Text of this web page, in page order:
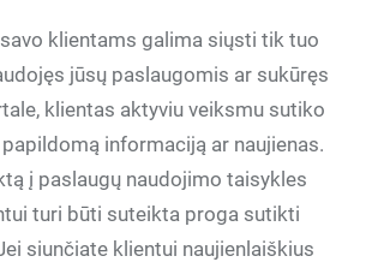
klientams galima siųsti tik tuo
jūsų paslaugomis ar sukūręs
klientas aktyviu veiksmu sutiko
informaciją ar naujienas.
į paslaugų naudojimo taisykles
turi būti suteikta proga sutikti
siunčiate klientui naujienlaiškius